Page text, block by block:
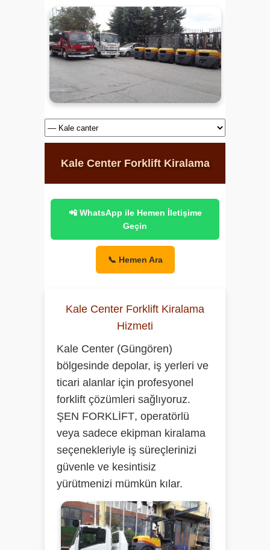
Kale Center Forklift Kiralama
📲 WhatsApp ile Hemen İletişime
Geçin
📞 Hemen Ara
Kale Center Forklift Kiralama
Hizmeti
Kale Center (Güngören)
bölgesinde depolar, iş yerleri ve
ticari alanlar için profesyonel
forklift çözümleri sağlıyoruz.
ŞEN FORKLİFT, operatörlü
veya sadece ekipman kiralama
seçenekleriyle iş süreçlerinizi
güvenle ve kesintisiz
yürütmenizi mümkün kılar.